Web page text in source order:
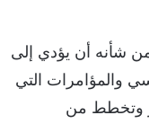
من شأنه أن يؤدي إلى
والمؤامرات التي
وتخطط من